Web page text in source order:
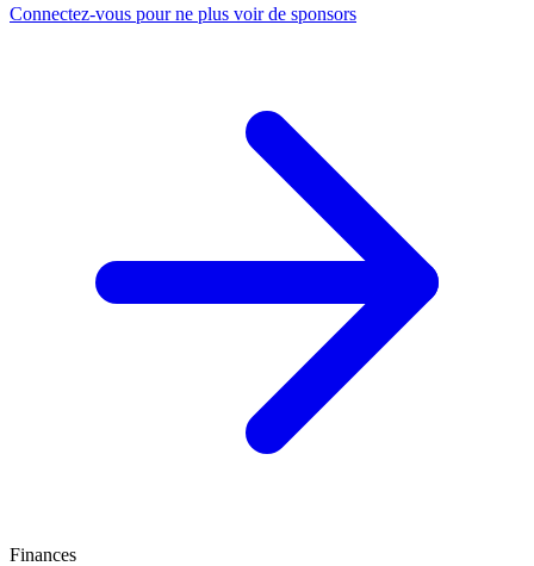
Connectez-vous pour ne plus voir de sponsors
Finances